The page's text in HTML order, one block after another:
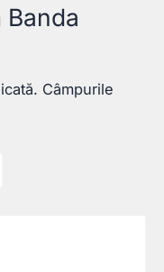
Banda
Câmpurile